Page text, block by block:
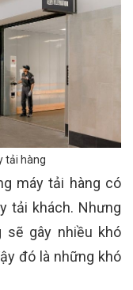
tải hàng
máy tải hàng có
tải khách. Nhưng
sẽ gây nhiều khó
đó là những khó